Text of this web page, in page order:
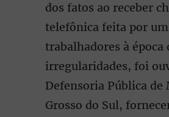
dos fatos ao receber
telefônica feita por
trabalhadores à época
irregularidades, foi
Defensoria Pública de
Grosso do Sul,